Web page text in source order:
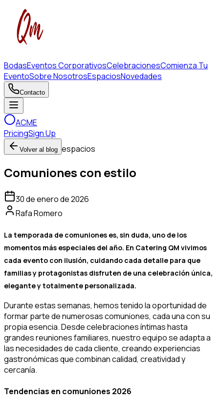
BodasEventos CorporativosCelebracionesComienza Tu
EventoSobre NosotrosEspaciosNovedades
Contacto
ACME
PricingSign Up
Volver al blog espacios
Comuniones con estilo
30 de enero de 2026
Rafa Romero
La temporada de comuniones es, sin duda, uno de los
momentos más especiales del año. En Catering QM vivimos
cada evento con ilusión, cuidando cada detalle para que
familias y protagonistas disfruten de una celebración única,
elegante y totalmente personalizada.
Durante estas semanas, hemos tenido la oportunidad de
formar parte de numerosas comuniones, cada una con su
propia esencia. Desde celebraciones íntimas hasta
grandes reuniones familiares, nuestro equipo se adapta a
las necesidades de cada cliente, creando experiencias
gastronómicas que combinan calidad, creatividad y
cercanía.
Tendencias en comuniones 2026